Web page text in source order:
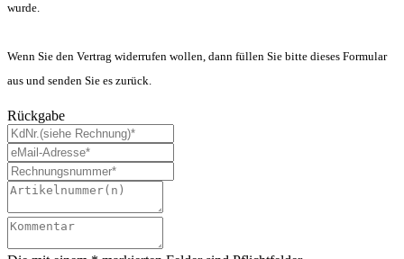
wurde.
Wenn Sie den Vertrag widerrufen wollen, dann füllen Sie bitte dieses Formular
aus und senden Sie es zurück.
Rückgabe